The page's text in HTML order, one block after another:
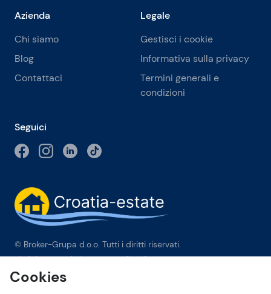
Azienda
Chi siamo
Blog
Contattaci
Legale
Gestisci i cookie
Informativa sulla privacy
Termini generali e
condizioni
Seguici
© Broker-Grupa d.o.o. Tutti i diritti riservati.
Obala kneza Branimira 1, 21000 Split-Phone: +385 98 384 007
Broker-grupa d.o.o. è membro esclusivo di Forbes Global
Cookies